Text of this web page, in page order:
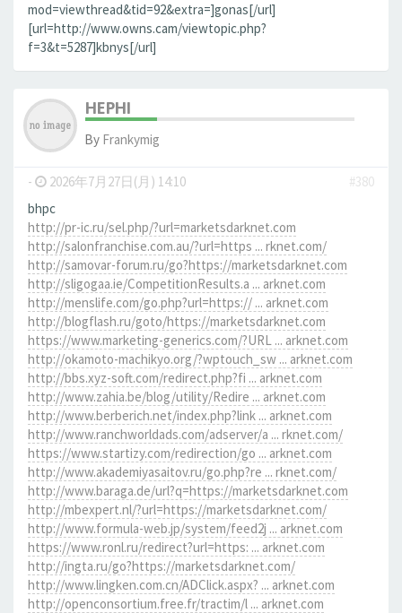
mod=viewthread&tid=92&extra=]gonas[/url]
[url=http://www.owns.cam/viewtopic.php?
f=3&t=5287]kbnys[/url]
HEPHI
By Frankymig
- 2026年7月27日(月) 14:10
#380
bhpc
http://pr-ic.ru/sel.php/?url=marketsdarknet.com
http://salonfranchise.com.au/?url=https ... rknet.com/
http://samovar-forum.ru/go?https://marketsdarknet.com
http://sligogaa.ie/CompetitionResults.a ... arknet.com
http://menslife.com/go.php?url=https:// ... arknet.com
http://blogflash.ru/goto/https://marketsdarknet.com
https://www.marketing-generics.com/?URL ... arknet.com
http://okamoto-machikyo.org/?wptouch_sw ... arknet.com
http://bbs.xyz-soft.com/redirect.php?fi ... arknet.com
http://www.zahia.be/blog/utility/Redire ... arknet.com
http://www.berberich.net/index.php?link ... arknet.com
http://www.ranchworldads.com/adserver/a ... rknet.com/
https://www.startizy.com/redirection/go ... arknet.com
http://www.akademiyasaitov.ru/go.php?re ... rknet.com/
http://www.baraga.de/url?q=https://marketsdarknet.com
http://mbexpert.nl/?url=https://marketsdarknet.com/
http://www.formula-web.jp/system/feed2j ... arknet.com
https://www.ronl.ru/redirect?url=https: ... arknet.com
http://ingta.ru/go?https://marketsdarknet.com/
http://www.lingken.com.cn/ADClick.aspx? ... arknet.com
http://openconsortium.free.fr/tractim/l ... arknet.com